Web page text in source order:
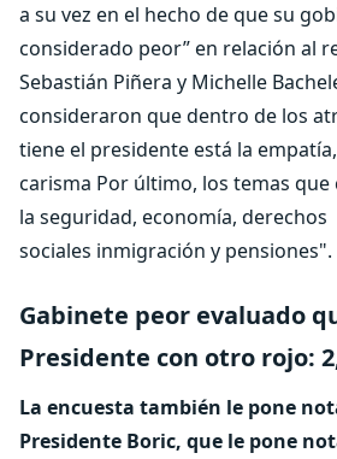
a su vez en el hecho de que su
considerado peor” en relación al
Sebastián Piñera y Michelle
consideraron que dentro de los
tiene el presidente está la
carisma Por último, los temas que
la seguridad, economía, derechos
sociales inmigración y pensiones".
Gabinete peor evaluado
Presidente con otro rojo:
La encuesta también le pone
Presidente Boric, que le pone